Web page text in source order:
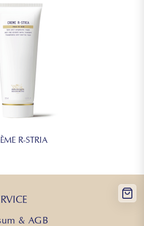
AMYRIS
GERANYL
Biologique
regelmäßig
Recherche
auf der
für Ihren
R-STRIA
& AGB